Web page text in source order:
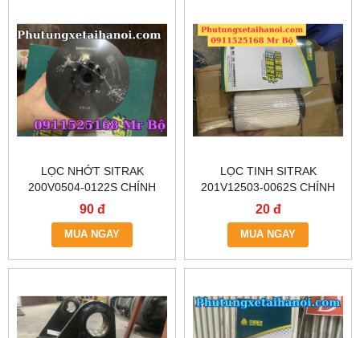
LỌC NHỚT SITRAK
200V0504-0122S CHÍNH
HÃNG – CÓ SẴN TẠI HÀ NỘI
& TP.HCM
90 đ
MUA NGAY
LỌC TINH SITRAK
201V12503-0062S CHÍNH
HÃNG – GIAO NHANH HN &
TP.HCM
20 đ
MUA NGAY